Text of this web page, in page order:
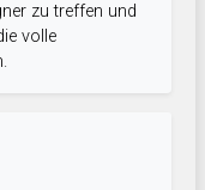
zu treffen und
volle